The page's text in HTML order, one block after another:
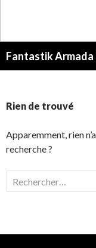
Fantastik Armada
Rien de trouvé
Apparemment, rien
recherche ?
Rechercher :